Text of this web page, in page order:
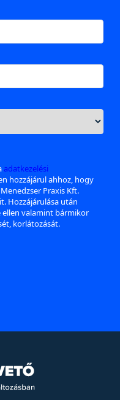
adatkezelési
hozzájárul ahhoz, hogy
Praxis Kft.
Hozzájárulása után
ellen valamint bármikor
korlátozását.